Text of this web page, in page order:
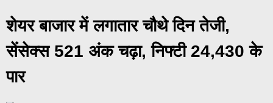
शेयर बाजार में लगातार चौथे दिन तेजी,
सेंसेक्स 521 अंक चढ़ा, निफ्टी 24,430 के
पार